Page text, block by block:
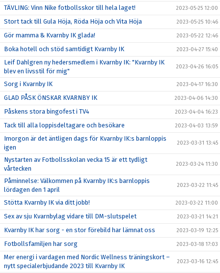
TÄVLING: Vinn Nike fotbollsskor till hela laget! 2023-05-25 12:00
Stort tack till Gula Höja, Röda Höja och Vita Höja 2023-05-25 10:46
Gör mamma & Kvarnby IK glada! 2023-05-22 12:46
Boka hotell och stöd samtidigt Kvarnby IK 2023-04-27 15:40
Leif Dahlgren ny hedersmedlem i Kvarnby IK: "Kvarnby IK
blev en livsstil för mig"
2023-04-26 16:05
Sorg i Kvarnby IK 2023-04-17 16:30
GLAD PÅSK ÖNSKAR KVARNBY IK 2023-04-06 14:30
Påskens stora bingofest i TV4 2023-04-04 16:23
Tack till alla loppisdeltagare och besökare 2023-04-03 13:59
Imorgon är det äntligen dags för Kvarnby IK:s barnloppis
igen
2023-03-31 13:45
Nystarten av Fotbollsskolan vecka 15 är ett tydligt
vårtecken
2023-03-24 11:30
Påminnelse: Välkommen på Kvarnby IK:s barnloppis
lördagen den 1 april
2023-03-22 11:45
Stötta Kvarnby IK via ditt jobb! 2023-03-22 11:00
Sex av sju Kvarnbylag vidare till DM-slutspelet 2023-03-21 14:21
Kvarnby IK har sorg - en stor förebild har lämnat oss 2023-03-19 12:25
Fotbollsfamiljen har sorg 2023-03-18 17:03
Mer energi i vardagen med Nordic Wellness träningskort –
nytt specialerbjudande 2023 till Kvarnby IK
2023-03-16 12:45